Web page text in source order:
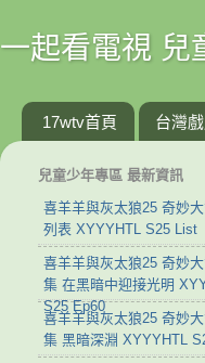
一起看電視 兒
17wtv首頁 台灣戲
兒童少年專區 最新資訊
喜羊羊與灰太狼25 奇妙
列表 XYYYHTL S25 List
喜羊羊與灰太狼25 奇妙
集 在黑暗中迎接光明
S25 Ep60
喜羊羊與灰太狼25 奇妙
集 黑暗深淵 XYYYHTL